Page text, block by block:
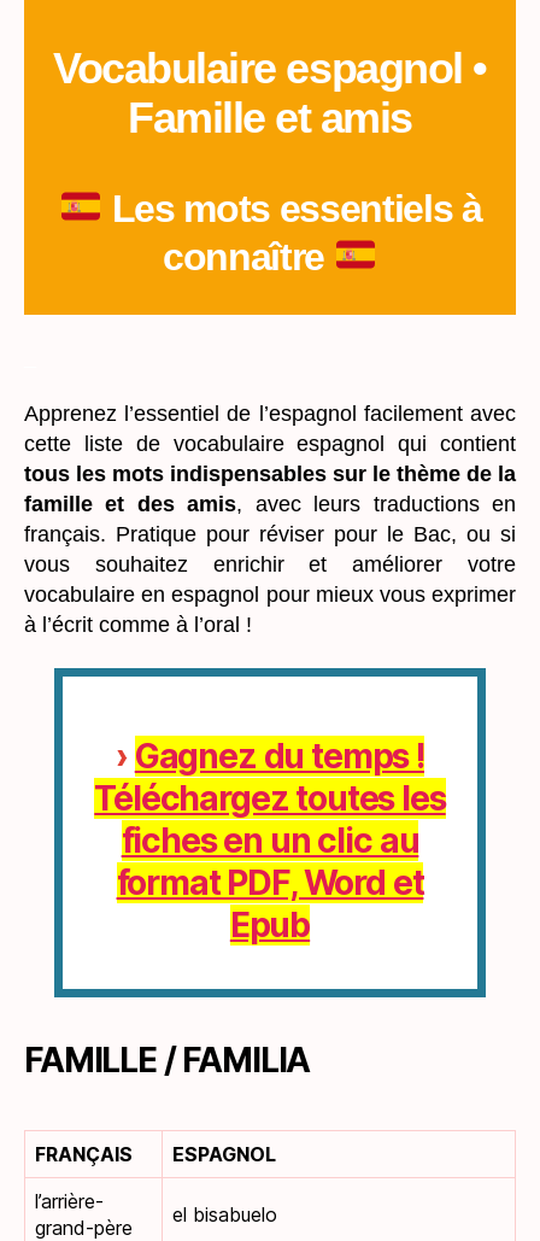
Vocabulaire espagnol •
Famille et amis
Les mots essentiels à
connaître
Apprenez l’essentiel de l’espagnol facilement avec
cette liste de vocabulaire espagnol qui contient
tous les mots indispensables sur le thème de la
famille et des amis, avec leurs traductions en
français. Pratique pour réviser pour le Bac, ou si
vous souhaitez enrichir et améliorer votre
vocabulaire en espagnol pour mieux vous exprimer
à l’écrit comme à l’oral !
› Gagnez du temps !
Téléchargez toutes les
fiches en un clic au
format PDF, Word et
Epub
FAMILLE / FAMILIA
FRANÇAIS
ESPAGNOL
l’arrière-
grand-père
el bisabuelo